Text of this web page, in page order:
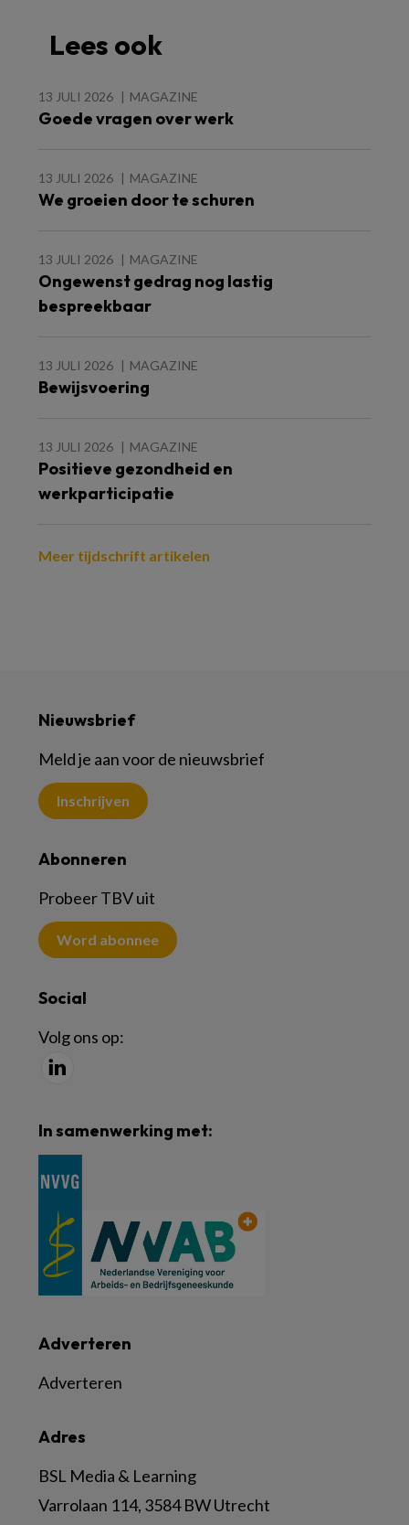
Lees ook
13 JULI 2026 MAGAZINE
Goede vragen over werk
13 JULI 2026 MAGAZINE
We groeien door te schuren
13 JULI 2026 MAGAZINE
Ongewenst gedrag nog lastig
bespreekbaar
13 JULI 2026 MAGAZINE
Bewijsvoering
13 JULI 2026 MAGAZINE
Positieve gezondheid en
werkparticipatie
Meer tijdschrift artikelen
Nieuwsbrief
Meld je aan voor de nieuwsbrief
Inschrijven
Abonneren
Probeer TBV uit
Word abonnee
Social
Volg ons op:
Adres
BSL Media & Learning
Varrolaan 114, 3584 BW Utrecht
Adverteren
Adverteren
In samenwerking met: